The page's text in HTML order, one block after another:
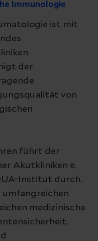
Immunologie
ist mit
der
von
führt der
Akutkliniken e.
Institut durch.
umfangreichen
medizinische